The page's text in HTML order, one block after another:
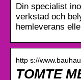
Din specialist
verkstad och
hemleverans
http s://
TOMTE